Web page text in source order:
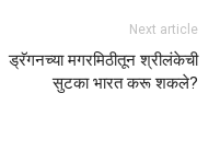
Next article
ड्रॅगनच्या मगरमिठीतून श्रीलंकेची
सुटका भारत करू शकले?